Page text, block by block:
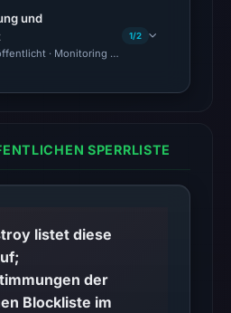
und
· Monitoring Continues
1/2
SPERRLISTE
listet diese
der
Blockliste im